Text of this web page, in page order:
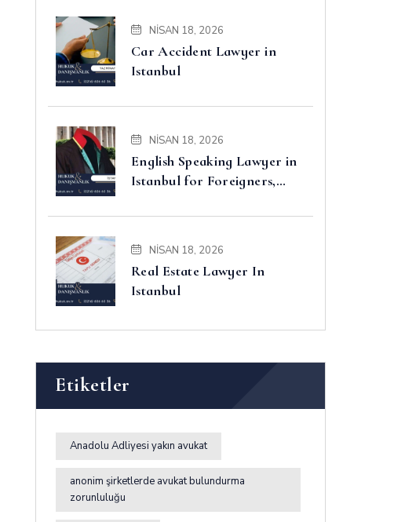
NISAN 18, 2026
Car Accident Lawyer in
Istanbul
NISAN 18, 2026
English Speaking Lawyer in
Istanbul for Foreigners,
Disputes
NISAN 18, 2026
Real Estate Lawyer In
Istanbul
Etiketler
Anadolu Adliyesi yakın avukat
anonim şirketlerde avukat bulundurma
zorunluluğu